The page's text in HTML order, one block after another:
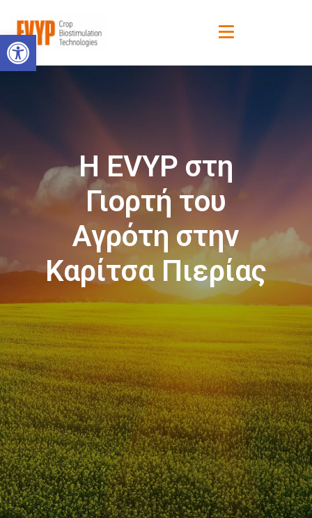
Ανοίξτε τη γραμμή εργαλείων
H EVYP στη
Γιορτή του
Αγρότη στην
Καρίτσα Πιερίας